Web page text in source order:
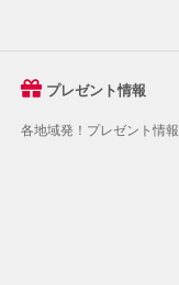
プレゼント情報
各地域発！プレゼント情報